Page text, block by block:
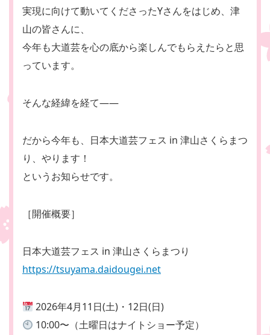
実現に向けて動いてくださったYさんをはじめ、津
山の皆さんに、
今年も大道芸を心の底から楽しんでもらえたらと思
っています。
そんな経緯を経て――
だから今年も、日本大道芸フェス in 津山さくらまつ
り、やります！
というお知らせです。
［開催概要］
日本大道芸フェス in 津山さくらまつり
https://tsuyama.daidougei.net
2026年4月11日(土)・12日(日)
10:00〜（土曜日はナイトショー予定）